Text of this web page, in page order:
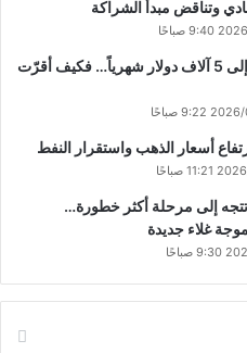
وتناقض مبدأ الشراكة
رواتب النواب إلى 5 آلاف دولار شهرياً… فكيف أقرّت
أسعار الذهب واستقرار النفط
تتجه إلى مرحلة أكثر خطورة…
غلاء جديدة